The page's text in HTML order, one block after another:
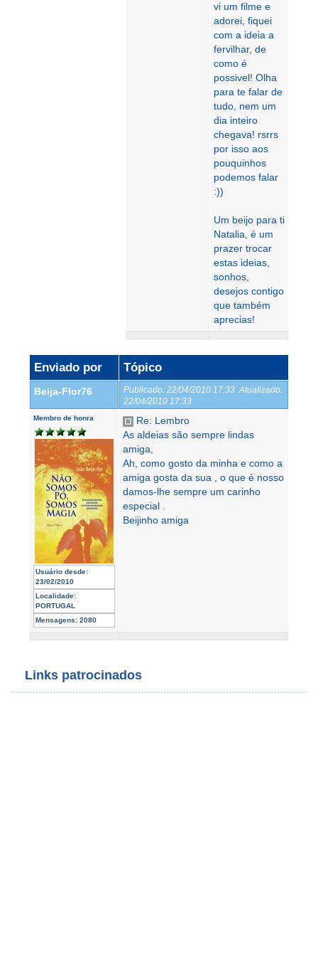
vi um filme e
adorei, fiquei
com a ideia a
fervilhar, de
como é
possivel! Olha
para te falar de
tudo, nem um
dia inteiro
chegava! rsrrs
por isso aos
pouquinhos
podemos falar
:))
Um beijo para ti
Natalia, é um
prazer trocar
estas ideias,
sonhos,
desejos contigo
que também
aprecias!
Enviado por Tópico
Beija-Flor76 Publicado: 22/04/2010 17:33 Atualizado:
22/04/2010 17:33
Membro de honra
Usuário desde:
23/02/2010
Localidade:
PORTUGAL
Mensagens: 2080
Re: Lembro
As aldeias são sempre lindas
amiga,
Ah, como gosto da minha e como a
amiga gosta da sua , o que é nosso
damos-lhe sempre um carinho
especial .
Beijinho amiga
Links patrocinados